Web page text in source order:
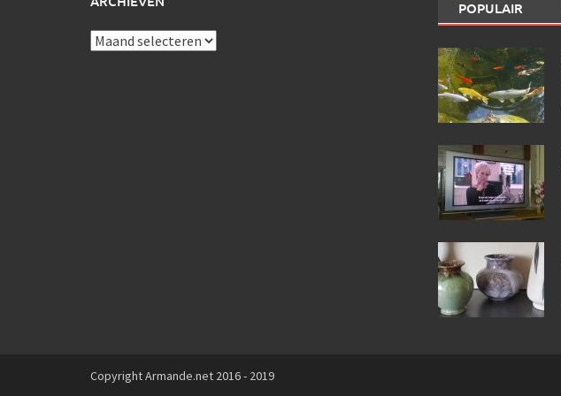
Archieven
POPULAIR
Copyright Armande.net 2016 - 2019